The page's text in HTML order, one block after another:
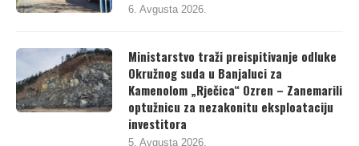
6. Avgusta 2026.
Ministarstvo traži preispitivanje odluke
Okružnog suda u Banjaluci za
Kamenolom „Rječica“ Ozren – Zanemarili
optužnicu za nezakonitu eksploataciju
investitora
5. Avgusta 2026.